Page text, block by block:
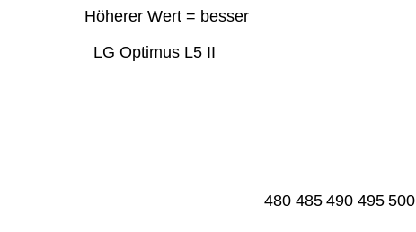
Höherer Wert = besser
LG Optimus L5 II
480 485 490 495 500